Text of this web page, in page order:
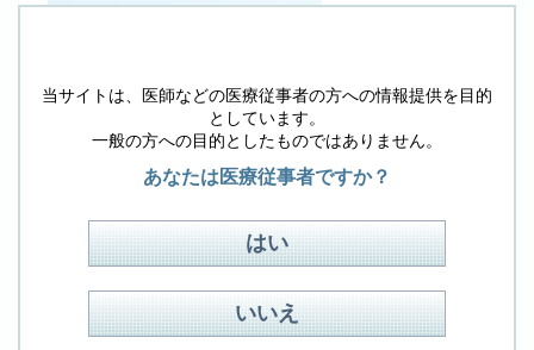
ANSWER
戻る
その他の質問は、下のフォームから検索して下さ
い。
検索方式： OR AND
見つからない場合、フォームよりお問合せください
当サイトは、医師などの医療従事者の方への情報提供を目的
としています。
一般の方への目的としたものではありません。
あなたは医療従事者ですか？
はい
いいえ